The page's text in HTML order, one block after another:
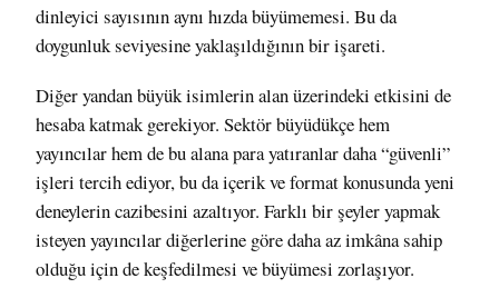
dinleyici sayısının aynı hızda büyümemesi. Bu da
doygunluk seviyesine yaklaşıldığının bir işareti.
Diğer yandan büyük isimlerin alan üzerindeki etkisini de
hesaba katmak gerekiyor. Sektör büyüdükçe hem
yayıncılar hem de bu alana para yatıranlar daha “güvenli”
işleri tercih ediyor, bu da içerik ve format konusunda yeni
deneylerin cazibesini azaltıyor. Farklı bir şeyler yapmak
isteyen yayıncılar diğerlerine göre daha az imkâna sahip
olduğu için de keşfedilmesi ve büyümesi zorlaşıyor.